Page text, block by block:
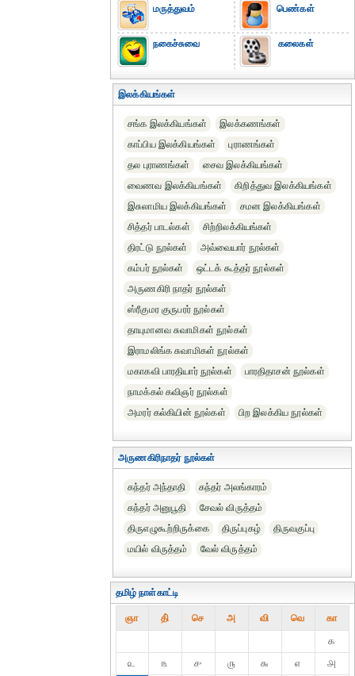
மருத்துவம்
நகைச்சுவை
பெண்கள்
கலைகள்
இலக்கியங்கள்
சங்க இலக்கியங்கள்
இலக்கணங்கள்
காப்பிய இலக்கியங்கள்
புராணங்கள்
தல புராணங்கள்
சைவ இலக்கியங்கள்
வைணவ இலக்கியங்கள்
கிறித்துவ இலக்கியங்கள்
இசுலாமிய இலக்கியங்கள்
சமன இலக்கியங்கள்
சித்தர் பாடல்கள்
சிற்றிலக்கியங்கள்
திரட்டு நூல்கள்
அவ்வையார் நூல்கள்
கம்பர் நூல்கள்
ஒட்டக் கூத்தர் நூல்கள்
அருணகிரி நாதர் நூல்கள்
ஸ்ரீகுமர குருபரர் நூல்கள்
தாயுமானவ சுவாமிகள் நூல்கள்
இராமலிங்க சுவாமிகள் நூல்கள்
மகாகவி பாரதியார் நூல்கள்
பாரதிதாசன் நூல்கள்
நாமக்கல் கவிஞர் நூல்கள்
அமரர் கல்கியின் நூல்கள்
பிற இலக்கிய நூல்கள்
அருணகிரிநாதர் நூல்கள்
கந்தர் அந்தாதி
கந்தர் அலங்காரம்
கந்தர் அனுபூதி
சேவல் விருத்தம்
திருஎழுகூற்றிருக்கை
திருப்புகழ்
திருவகுப்பு
மயில் விருத்தம்
வேல் விருத்தம்
தமிழ் நாள்காட்டி
ஞா தி் செ அ வி வெ கா
௧
௨
௩ ௪ ௫ ௬ ௭ ௮